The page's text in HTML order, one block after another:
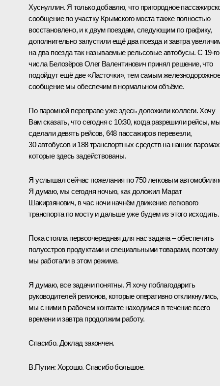
Хуснуллин. Я только добавлю, что пригородное
сообщение по участку Крымского моста также полностью
восстановлено, и к двум поездам, следующим по графику,
дополнительно запустили ещё два поезда и завтра
на два поезда так называемые рельсовые автобусы. С 19-го
числа Белозёров Олег Валентинович принял решение, что
подойдут ещё две «Ласточки», тем самым железнодорожное
сообщение мы обеспечим в нормальном объёме.
По паромной переправе уже здесь доложили коллеги. Хочу
Вам сказать, что сегодня с 10:30, когда разрешили рейсы, мы
сделали девять рейсов, 648 пассажиров перевезли,
30 автобусов и 188 транспортных средств на наших
которые здесь задействованы.
Я услышал сейчас пожелания по 750 легковым
Я думаю, мы сегодня ночью, как доложил Марат
Шакирзянович, в час ночи начнём движение легкового
транспорта по мосту и дальше уже будем из этого исходить.
Пока стояла первоочередная для нас задача – обеспечить
полуостров продуктами и специальными товарами, поэтому
мы работали в этом режиме.
Я думаю, все задачи понятны. Я хочу поблагодарить
руководителей регионов, которые оперативно откликнулись,
мы с ними в рабочем контакте находимся в течение всего
времени и завтра продолжим работу.
Спасибо. Доклад закончен.
В.Путин: Хорошо. Спасибо большое.